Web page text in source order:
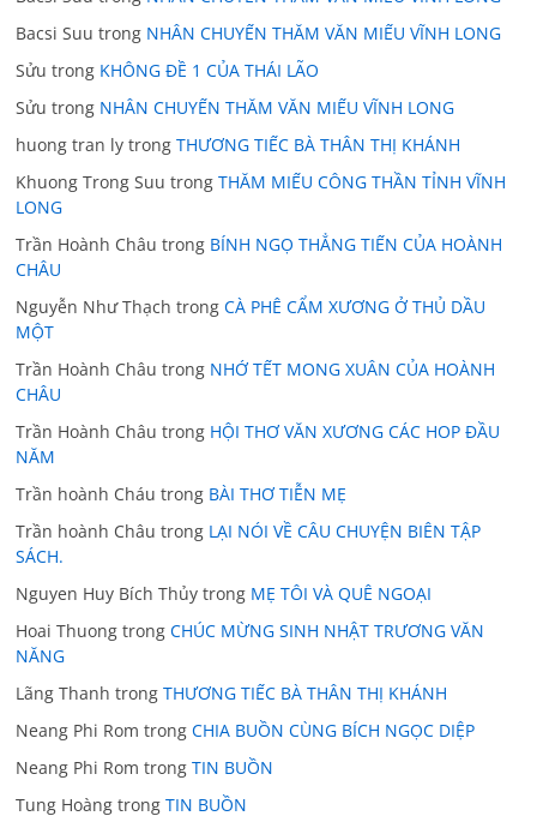
Bacsi Suu trong NHÂN CHUYẾN THĂM VĂN MIẾU VĨNH LONG
Sửu trong KHÔNG ĐỀ 1 CỦA THÁI LÃO
Sửu trong NHÂN CHUYẾN THĂM VĂN MIẾU VĨNH LONG
huong tran ly trongTHƯƠNG TIẾC BÀ THÂN THỊ KHÁNH
Khuong Trong Suu trongTHĂM MIẾU CÔNG THẦN TỈNH VĨNH
LONG
Trần Hoành Châu trong BÍNH NGỌ THẲNG TIẾN CỦA HOÀNH
CHÂU
Nguyễn Như Thạch trongCÀ PHÊ CẨM XƯƠNG Ở THỦ DẦU
MỘT
Trần Hoành Châu trong NHỚ TẾT MONG XUÂN CỦA HOÀNH
CHÂU
Trần Hoành Châu trong HỘI THƠ VĂN XƯƠNG CÁC HOP ĐẦU
NĂM
Trần hoành Cháu trong BÀI THƠ TIỄN MẸ
Trần hoành Châu trong LẠI NÓI VỀ CÂU CHUYỆN BIÊN TẬP
SÁCH.
Nguyen Huy Bích Thủy trong MẸ TÔI VÀ QUÊ NGOẠI
Hoai Thuong trongCHÚC MỪNG SINH NHẬT TRƯƠNG VĂN
NĂNG
Lãng Thanh trongTHƯƠNG TIẾC BÀ THÂN THỊ KHÁNH
Neang Phi Rom trongCHIA BUỒN CÙNG BÍCH NGỌC DIỆP
Neang Phi Rom trongTIN BUỒN
Tung Hoàng trongTIN BUỒN